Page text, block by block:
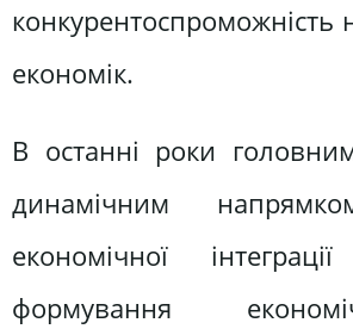
конкурентоспроможність
економік.
В останні роки
динамічним
економічної
формування